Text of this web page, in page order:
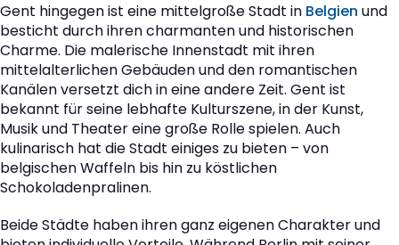
Gent hingegen ist eine mittelgroße Stadt in Belgien und
besticht durch ihren charmanten und historischen
Charme. Die malerische Innenstadt mit ihren
mittelalterlichen Gebäuden und den romantischen
Kanälen versetzt dich in eine andere Zeit. Gent ist
bekannt für seine lebhafte Kulturszene, in der Kunst,
Musik und Theater eine große Rolle spielen. Auch
kulinarisch hat die Stadt einiges zu bieten – von
belgischen Waffeln bis hin zu köstlichen
Schokoladenpralinen.
Beide Städte haben ihren ganz eigenen Charakter und